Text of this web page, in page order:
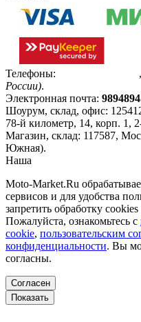
Телефоны: ,
России).
Электронная почта:
Шоурум, склад, офис:
78-й километр, 14, корп. 1,
Магазин, склад: 117587,
Южная).
Наша
Moto-Market.Ru
сервисов и для удобства
запретить обработку
Пожалуйста, ознакомьтесь с
cookie, пользовательским
конфиденциальности. Вы
согласны.
Согласен
Показать